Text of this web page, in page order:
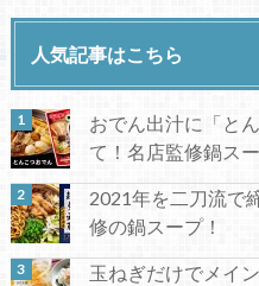
人気記事はこちら
おでん出汁に「と
て！名店監修鍋ス
2021年を二刀流で
修の鍋スープ！
玉ねぎだけでメイ